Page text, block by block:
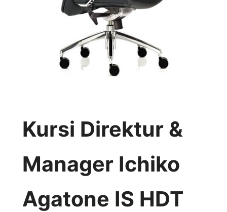
Kursi Direktur &
Manager Ichiko
Agatone IS HDT